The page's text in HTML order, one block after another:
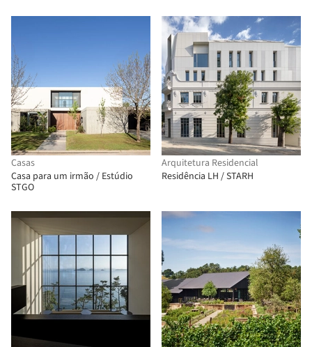
Casas
Casa para um irmão / Estúdio
STGO
Arquitetura Residencial
Residência LH / STARH